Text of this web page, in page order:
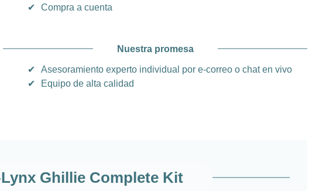
✔
Compra a cuenta
Nuestra promesa
✔
Asesoramiento experto individual por e-correo o chat en vivo
✔
Equipo de alta calidad
Ghillie Complete Kit